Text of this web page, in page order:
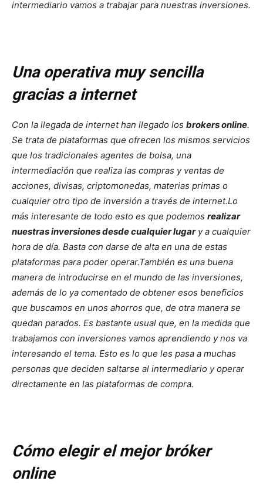
intermediario vamos a trabajar para nuestras inversiones.
Una operativa muy sencilla
gracias a internet
Con la llegada de internet han llegado los brokers online.
Se trata de plataformas que ofrecen los mismos servicios
que los tradicionales agentes de bolsa, una
intermediación que realiza las compras y ventas de
acciones, divisas, criptomonedas, materias primas o
cualquier otro tipo de inversión a través de internet.Lo
más interesante de todo esto es que podemos realizar
nuestras inversiones desde cualquier lugary a cualquier
hora de día. Basta con darse de alta en una de estas
plataformas para poder operar.También es una buena
manera de introducirse en el mundo de las inversiones,
además de lo ya comentado de obtener esos beneficios
que buscamos en unos ahorros que, de otra manera se
quedan parados. Es bastante usual que, en la medida que
trabajamos con inversiones vamos aprendiendo y nos va
interesando el tema. Esto es lo que les pasa a muchas
personas que deciden saltarse al intermediario y operar
directamente en las plataformas de compra.
Cómo elegir el mejor bróker
online